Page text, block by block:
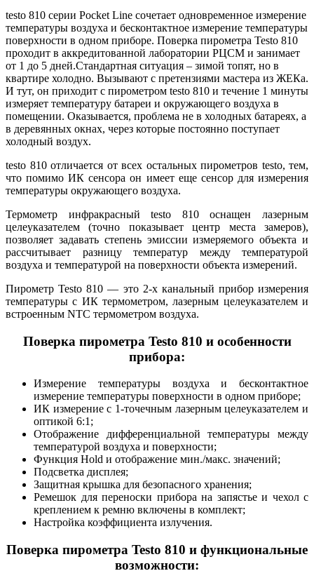
testo 810 серии Pocket Line сочетает одновременное измерение
температуры воздуха и бесконтактное измерение температуры
поверхности в одном приборе. Поверка пирометра Testo 810
проходит в аккредитованной лаборатории РЦСМ и занимает
от 1 до 5 дней.Стандартная ситуация – зимой топят, но в
квартире холодно. Вызывают с претензиями мастера из ЖЕКа.
И тут, он приходит с пирометром testo 810 и течение 1 минуты
измеряет температуру батареи и окружающего воздуха в
помещении. Оказывается, проблема не в холодных батареях, а
в деревянных окнах, через которые постоянно поступает
холодный воздух.
testo 810 отличается от всех остальных пирометров testo, тем,
что помимо ИК сенсора он имеет еще сенсор для измерения
температуры окружающего воздуха.
Термометр инфракрасный testo 810 оснащен лазерным
целеуказателем (точно показывает центр места замеров),
позволяет задавать степень эмиссии измеряемого объекта и
рассчитывает разницу температур между температурой
воздуха и температурой на поверхности объекта измерений.
Пирометр Testo 810 — это 2-х канальный прибор измерения
температуры с ИК термометром, лазерным целеуказателем и
встроенным NTC термометром воздуха.
Поверка пирометра Testo 810 и особенности
прибора:
Измерение температуры воздуха и бесконтактное
измерение температуры поверхности в одном приборе;
ИК измерение с 1-точечным лазерным целеуказателем и
оптикой 6:1;
Отображение дифференциальной температуры между
температурой воздуха и поверхности;
Функция Hold и отображение мин./макс. значений;
Подсветка дисплея;
Защитная крышка для безопасного хранения;
Ремешок для переноски прибора на запястье и чехол с
креплением к ремню включены в комплект;
Настройка коэффициента излучения.
Поверка пирометра Testo 810 и функциональные
возможности: